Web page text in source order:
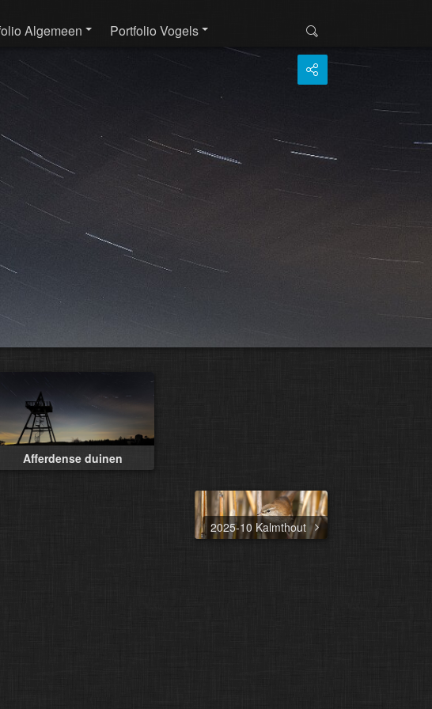
Algemeen Portfolio Vogels
Afferdense duinen
2025-10 Kalmthout